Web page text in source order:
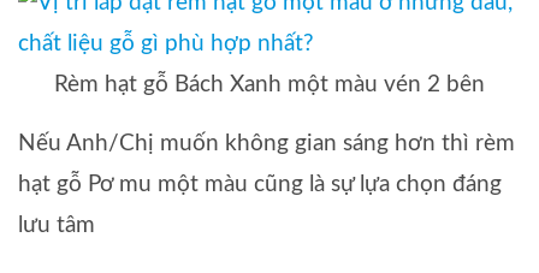
Rèm hạt gỗ Bách Xanh một màu vén 2 bên
Nếu Anh/Chị muốn không gian sáng hơn thì rèm
hạt gỗ Pơ mu một màu cũng là sự lựa chọn đáng
lưu tâm